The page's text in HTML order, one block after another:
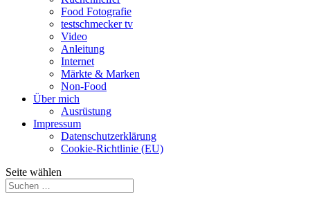
Food Fotografie
testschmecker tv
Video
Anleitung
Internet
Märkte & Marken
Non-Food
Über mich
Ausrüstung
Impressum
Datenschutzerklärung
Cookie-Richtlinie (EU)
Seite wählen